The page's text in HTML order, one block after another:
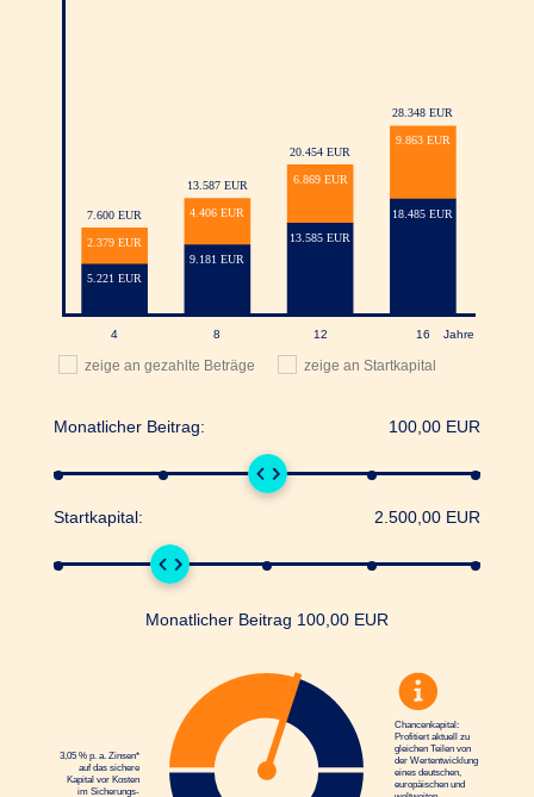
zeige an gezahlte Beträge zeige an Startkapital
Monatlicher Beitrag: 100,00 EUR
Startkapital: 2.500,00 EUR
Monatlicher Beitrag 100,00 EUR
3,05 % p. a. Zinsen*
auf das sichere
Kapital vor Kosten
im Sicherungs­
Chancenkapital:
Profitiert aktuell zu
gleichen Teilen von
der Wertentwicklung
eines deutschen,
europäischen und